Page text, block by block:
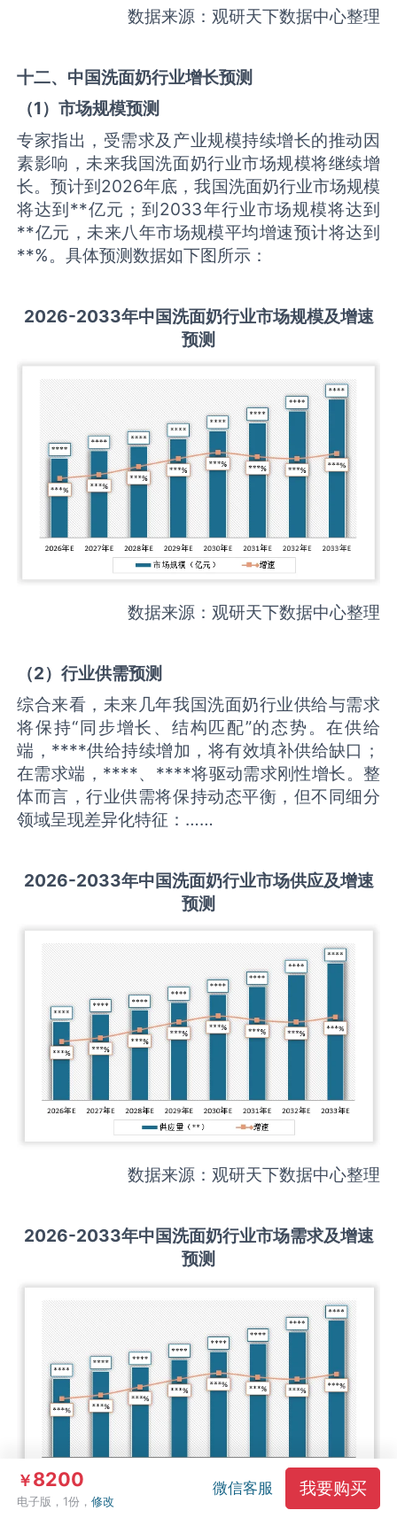
数据来源：观研天下数据中心整理
十二、中国洗面奶行业增长预测
（1）市场规模预测
专家指出，受需求及产业规模持续增长的推动因
素影响，未来我国洗面奶行业市场规模将继续增
长。预计到2026年底，我国洗面奶行业市场规模
将达到**亿元；到2033年行业市场规模将达到
**亿元，未来八年市场规模平均增速预计将达到
**%。具体预测数据如下图所示：
2026-2033年中国洗面奶行业市场规模及增速
预测
数据来源：观研天下数据中心整理
（2）行业供需预测
综合来看，未来几年我国洗面奶行业供给与需求
将保持“同步增长、结构匹配”的态势。在供给
端，****供给持续增加，将有效填补供给缺口；
在需求端，****、****将驱动需求刚性增长。整
体而言，行业供需将保持动态平衡，但不同细分
领域呈现差异化特征：……
2026-2033年中国洗面奶行业市场供应及增速
预测
数据来源：观研天下数据中心整理
2026-2033年中国洗面奶行业市场需求及增速
预测
￥8200
电子版，1份，修改
微信客服 我要购买